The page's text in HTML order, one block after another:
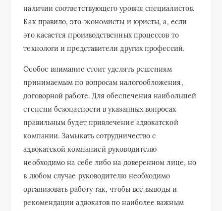
наличии соответствующего уровня специалистов.
Как правило, это экономисты и юристы, а, если
это касается производственных процессов то
технологи и представители других профессий.
Особое внимание стоит уделять решениям
принимаемым по вопросам налогообложения,
договорной работе. Для обеспечения наибольшей
степени безопасности в указанных вопросах
правильным будет привлечение адвокатской
компании. Замыкать сотрудничество с
адвокатской компанией руководителю
необходимо на себе либо на доверенном лице, но
в любом случае руководителю необходимо
организовать работу так, чтобы все выводы и
рекомендации адвокатов по наиболее важным